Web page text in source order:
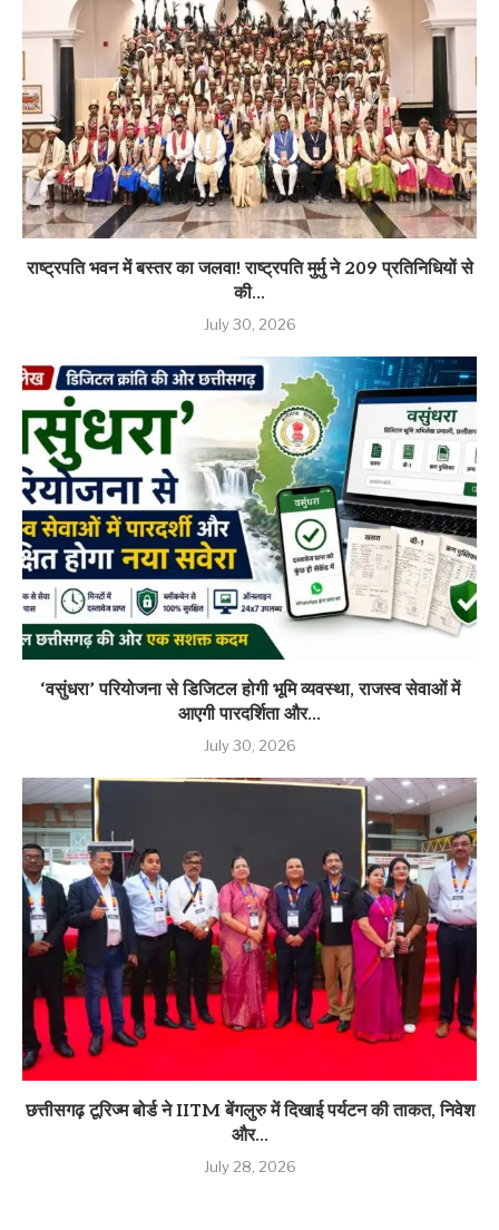
राष्ट्रपति भवन में बस्तर का जलवा! राष्ट्रपति मुर्मु ने 209 प्रतिनिधियों से
की...
July 30, 2026
‘वसुंधरा’ परियोजना से डिजिटल होगी भूमि व्यवस्था, राजस्व सेवाओं में
आएगी पारदर्शिता और...
July 30, 2026
छत्तीसगढ़ टूरिज्म बोर्ड ने IITM बेंगलुरु में दिखाई पर्यटन की ताकत, निवेश
और...
July 28, 2026